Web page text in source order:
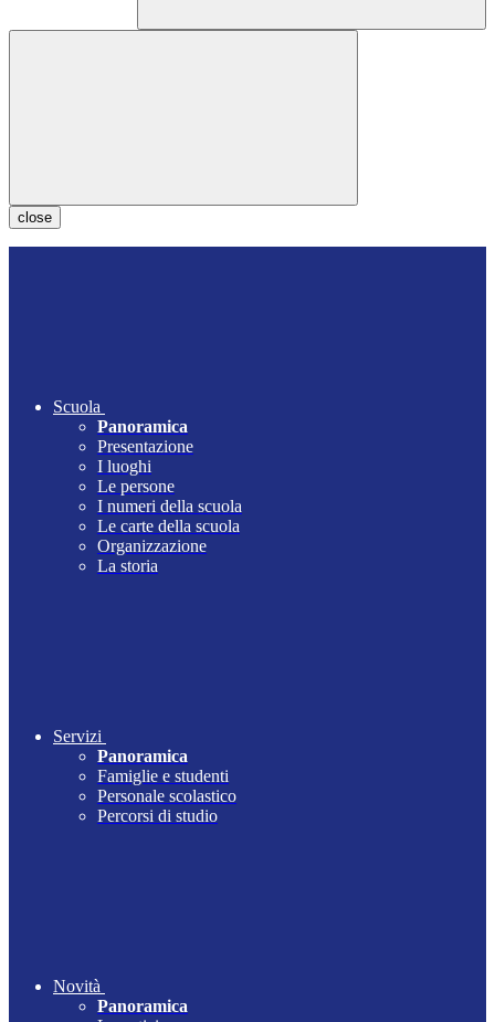
close
Scuola
Panoramica
Presentazione
I luoghi
Le persone
I numeri della scuola
Le carte della scuola
Organizzazione
La storia
Servizi
Panoramica
Famiglie e studenti
Personale scolastico
Percorsi di studio
Novità
Panoramica